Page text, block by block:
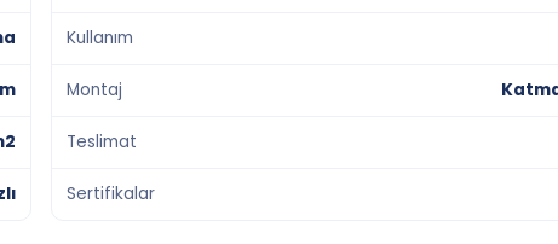
Kullanım
Montaj
Teslimat
Sertifikalar